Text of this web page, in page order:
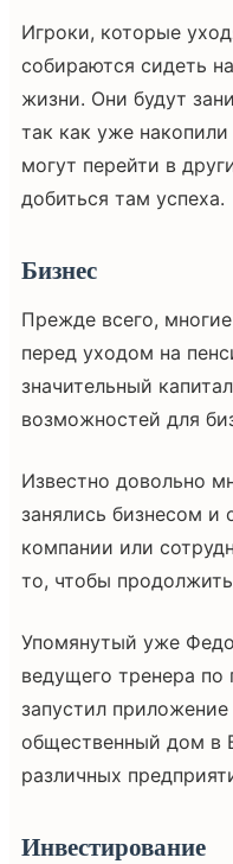
Игроки, которые
собираются сидеть
жизни. Они будут
так как уже
могут перейти в
добиться там успеха.
Бизнес
Прежде всего,
перед уходом на
значительный
возможностей для
Известно довольно
занялись бизнесом и
компании или
то, чтобы
Упомянутый уже
ведущего тренера по
запустил
общественный дом в
различных
Инвестирование